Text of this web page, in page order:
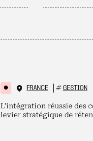
FRANCE # GESTION
L’intégration réussie des
levier stratégique de